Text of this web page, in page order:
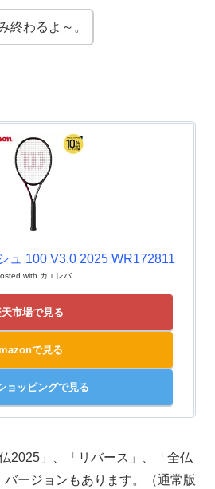
終わるよ～。
ュ 100 V3.0 2025 WR172811
with カエレバ
市場で見る
で見る
ョッピングで見る
2025」、「リバース」、「全仏
ージョンもあります。（通常版